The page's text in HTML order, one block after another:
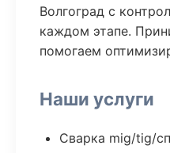
Волгоград с
каждом этапе.
помогаем
Наши услуги
Сварка mig/tig/сп